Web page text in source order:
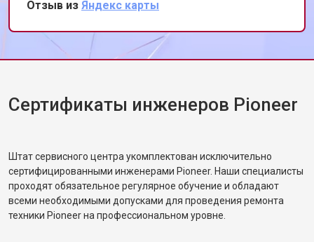
обслуживания.
Отзыв из Яндекс карты
Сертификаты инженеров Pioneer
Штат сервисного центра укомплектован исключительно
сертифицированными инженерами Pioneer. Наши специалисты
проходят обязательное регулярное обучение и обладают
всеми необходимыми допусками для проведения ремонта
техники Pioneer на профессиональном уровне.